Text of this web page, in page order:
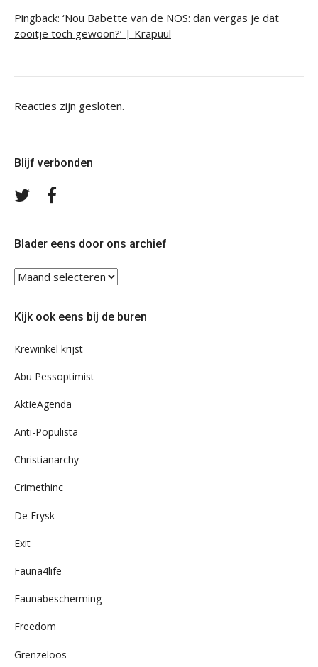
Pingback: ‘Nou Babette van de NOS: dan vergas je dat
zooitje toch gewoon?’ | Krapuul
Reacties zijn gesloten.
Blijf verbonden
Volg
Blader eens door ons archief
Blader
eens
ons
Kijk ook eens bij de buren
Krewinkel krijst
Abu Pessoptimist
AktieAgenda
Anti-Populista
Christianarchy
Crimethinc
De Frysk
Exit
Fauna4life
Faunabescherming
Freedom
Grenzeloos